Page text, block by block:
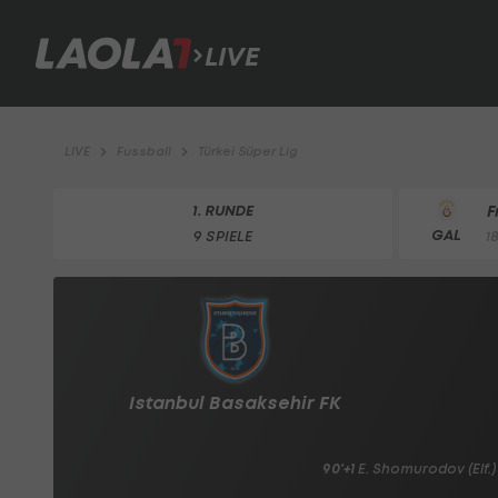
LIVE
LIVE Fussball Türkei Süper Lig
1. RUNDE
9 SPIELE GAL
Istanbul Basaksehir FK
90'+1 E. Shomurodov (Elf.)